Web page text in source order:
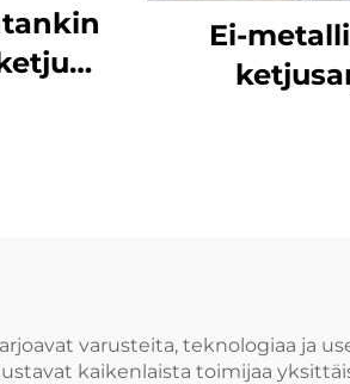
Ei-
varusteita, teknologiaa ja
kaikenlaista toimijaa